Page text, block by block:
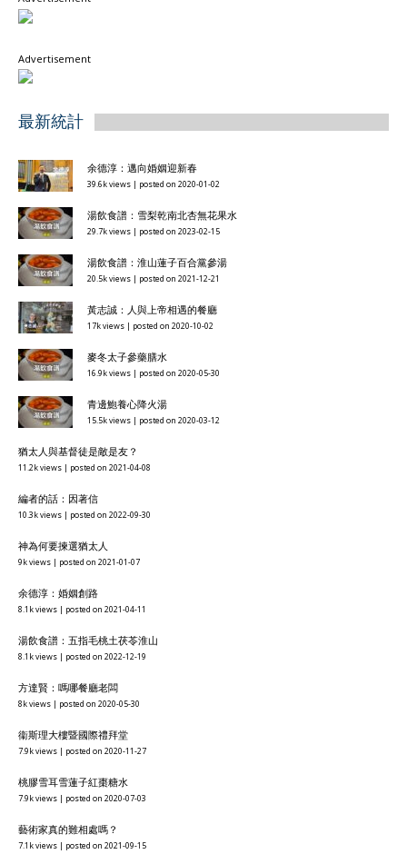
Advertisement
最新統計
余德淳：邁向婚姻迎新春
39.6k views | posted on 2020-01-02
湯飲食譜：雪梨乾南北杏無花果水
29.7k views | posted on 2023-02-15
湯飲食譜：淮山蓮子百合黨參湯
20.5k views | posted on 2021-12-21
黃志誠：人與上帝相遇的餐廳
17k views | posted on 2020-10-02
麥冬太子參藥膳水
16.9k views | posted on 2020-05-30
青邊鮑養心降火湯
15.5k views | posted on 2020-03-12
猶太人與基督徒是敵是友？
11.2k views | posted on 2021-04-08
編者的話：因著信
10.3k views | posted on 2022-09-30
神為何要揀選猶太人
9k views | posted on 2021-01-07
余德淳：婚姻創路
8.1k views | posted on 2021-04-11
湯飲食譜：五指毛桃土茯苓淮山
8.1k views | posted on 2022-12-19
方達賢：嗎哪餐廳老闆
8k views | posted on 2020-05-30
衞斯理大樓暨國際禮拜堂
7.9k views | posted on 2020-11-27
桃膠雪耳雪蓮子紅棗糖水
7.9k views | posted on 2020-07-03
藝術家真的難相處嗎？
7.1k views | posted on 2021-09-15